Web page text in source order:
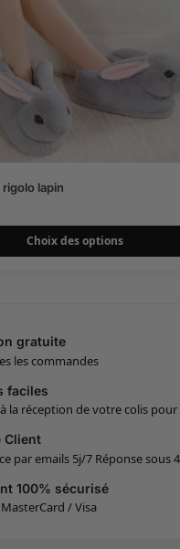
lapin
Choix des options
gratuite
les commandes
faciles
la réception de votre colis
Client
par emails 5j/7 Réponse sous
100% sécurisé
/ Visa